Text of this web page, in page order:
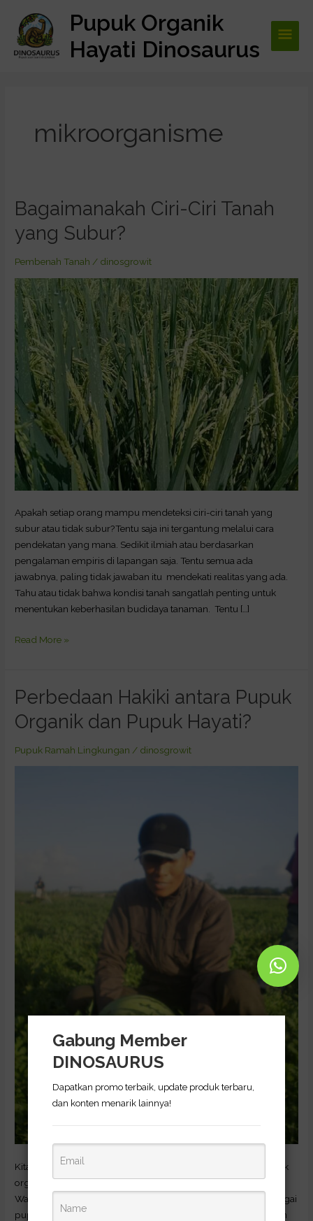
konten
Pupuk Organik
Hayati Dinosaurus
mikroorganisme
Bagaimanakah Ciri-Ciri Tanah
yang Subur?
Pembenah Tanah / dinosgrowit
Apakah setiap orang mampu mendeteksi ciri-ciri tanah yang
subur atau tidak subur?Tentu saja ini tergantung melalui cara
pendekatan yang mana. Sedikit ilmiah atau berdasarkan
pengalaman empiris di lapangan saja. Tentu semua ada
jawabnya, paling tidak jawaban itu mendekati realitas yang ada.
Tahu atau tidak bahwa kondisi tanah sangatlah penting untuk
menentukan keberhasilan budidaya tanaman. Tentu […]
Bagaimanakah
Ciri
yang
Subur?
Read More »
Perbedaan Hakiki antara Pupuk
Organik dan Pupuk Hayati?
Pupuk Ramah Lingkungan / dinosgrowit
Kita harus paham membedakan antara pupuk hayati dan pupuk
organik. Perbedaan yang hakiki terkletak kepada kompisisinya.
Walau pun demikian, pupuk hayati masih dikelompokkan sebagai
pupuk organik, karena pupuk ini sangat remah lingkungan, dan
Perbedaan
antara
Organik
Gabung Member
DINOSAURUS
Dapatkan promo terbaik, update produk terbaru,
dan konten menarik lainnya!